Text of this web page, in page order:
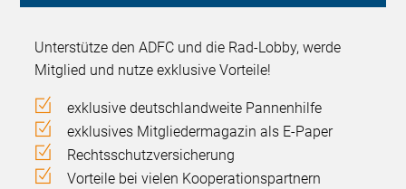
Unterstütze den ADFC und die Rad-Lobby, werde
Mitglied und nutze exklusive Vorteile!
exklusive deutschlandweite Pannenhilfe
exklusives Mitgliedermagazin als E-Paper
Rechtsschutzversicherung
Vorteile bei vielen Kooperationspartnern